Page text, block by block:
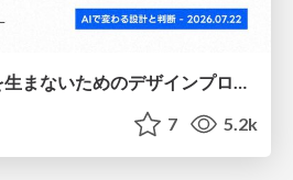
AI-Slopなデザインを生まないためのデザインプロセス戦略
7 5.2k